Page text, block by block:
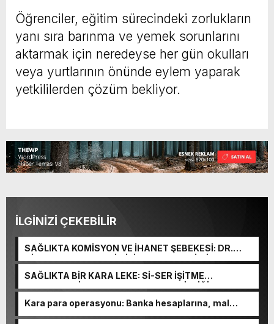
Öğrenciler, eğitim sürecindeki zorlukların
yanı sıra barınma ve yemek sorunlarını
aktarmak için neredeyse her gün okulları
veya yurtlarının önünde eylem yaparak
yetkililerden çözüm bekliyor.
İLGİNİZİ ÇEKEBİLİR
SAĞLIKTA KOMİSYON VE İHANET ŞEBEKESİ: DR.
NİHAT URUÇ VE SEMİH İŞİTME MERKEZİ’NİN SGK
VURGUNU!
SAĞLIKTA BİR KARA LEKE: Sİ-SER İŞİTME
MERKEZLERİ VE MODERN UMUT TACİRLİĞİ
Kara para operasyonu: Banka hesaplarına, mal